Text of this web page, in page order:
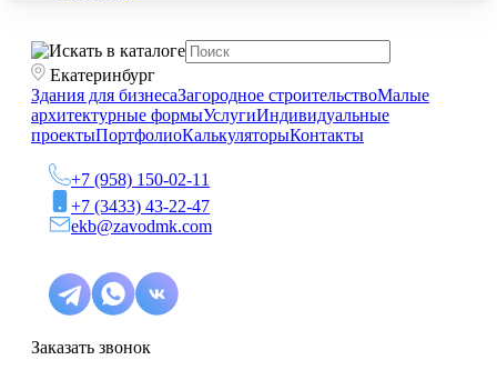
Екатеринбург
Здания для бизнесаЗагородное строительствоМалые
архитектурные формыУслугиИндивидуальные
проектыПортфолиоКалькуляторыКонтакты
+7 (958) 150-02-11
+7 (3433) 43-22-47
ekb@zavodmk.com
Заказать звонок